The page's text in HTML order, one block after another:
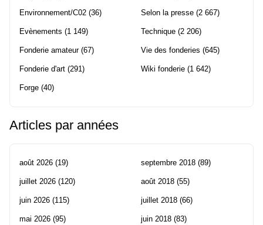
Environnement/C02 (36)
Evènements (1 149)
Fonderie amateur(67)
Fonderie d'art (291)
Forge (40)
Selon la presse (2 667)
Technique (2 206)
Vie des fonderies (645)
Wiki fonderie (1 642)
Articles par années
août 2026 (19)
juillet 2026 (120)
juin 2026 (115)
mai 2026 (95)
septembre 2018 (89)
août 2018 (55)
juillet 2018 (66)
juin 2018 (83)